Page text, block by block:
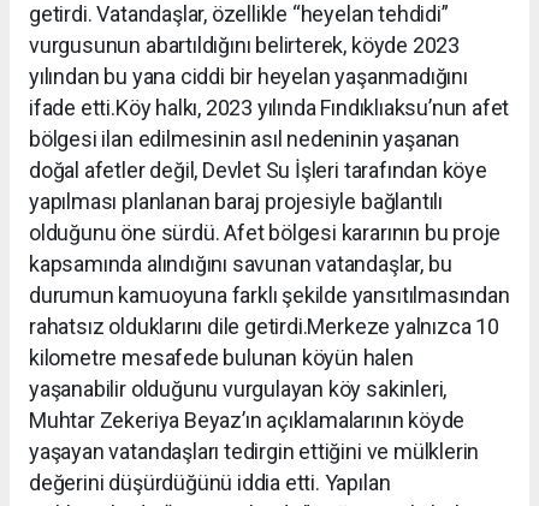
getirdi. Vatandaşlar, özellikle “heyelan tehdidi”
vurgusunun abartıldığını belirterek, köyde 2023
yılından bu yana ciddi bir heyelan yaşanmadığını
ifade etti.Köy halkı, 2023 yılında Fındıklıaksu’nun afet
bölgesi ilan edilmesinin asıl nedeninin yaşanan
doğal afetler değil, Devlet Su İşleri tarafından köye
yapılması planlanan baraj projesiyle bağlantılı
olduğunu öne sürdü. Afet bölgesi kararının bu proje
kapsamında alındığını savunan vatandaşlar, bu
durumun kamuoyuna farklı şekilde yansıtılmasından
rahatsız olduklarını dile getirdi.Merkeze yalnızca 10
kilometre mesafede bulunan köyün halen
yaşanabilir olduğunu vurgulayan köy sakinleri,
Muhtar Zekeriya Beyaz’ın açıklamalarının köyde
yaşayan vatandaşları tedirgin ettiğini ve mülklerin
değerini düşürdüğünü iddia etti. Yapılan